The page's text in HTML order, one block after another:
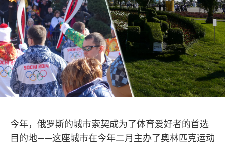
今年，俄罗斯的城市索契成为了体育爱好者的首选
目的地——这座城市在今年二月主办了奥林匹克运动